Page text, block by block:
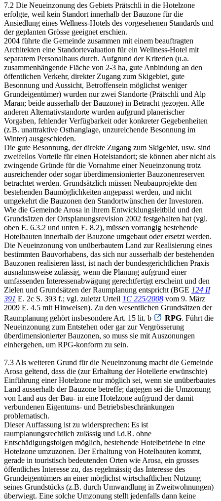
7.2 Die Neueinzonung des Gebiets Prätschli in die Hotelzone
erfolgte, weil kein Standort innerhalb der Bauzone für die
Ansiedlung eines Wellness-Hotels des vorgesehenen Standards und
der geplanten Grösse geeignet erschien.
2004 führte die Gemeinde zusammen mit einem beauftragten
Architekten eine Standortevaluation für ein Wellness-Hotel mit
separatem Personalhaus durch. Aufgrund der Kriterien (u.a.
zusammenhängende Fläche von 2-3 ha, gute Anbindung an den
öffentlichen Verkehr, direkter Zugang zum Skigebiet, gute
Besonnung und Aussicht, Betroffensein möglichst weniger
Grundeigentümer) wurden nur zwei Standorte (Prätschli und Alp
Maran; beide ausserhalb der Bauzone) in Betracht gezogen. Alle
anderen Alternativstandorte wurden aufgrund planerischer
Vorgaben, fehlender Verfügbarkeit oder konkreter Gegebenheiten
(z.B. unattraktive Osthanglage, unzureichende Besonnung im
Winter) ausgeschieden.
Die gute Besonnung, der direkte Zugang zum Skigebiet, usw. sind
zweifellos Vorteile für einen Hotelstandort; sie können aber nicht als
zwingende Gründe für die Vornahme einer Neueinzonung trotz
ausreichender oder sogar überdimensionierter Bauzonenreserven
betrachtet werden. Grundsätzlich müssen Neubauprojekte den
bestehenden Baumöglichkeiten angepasst werden, und nicht
umgekehrt die Bauzonen den Standortwünschen der Investoren.
Wie die Gemeinde Arosa in ihrem Entwicklungsleitbild und den
Grundsätzen der Ortsplanungsrevision 2002 festgehalten hat (vgl.
oben E. 6.3.2 und unten E. 8.2), müssen vorrangig bestehende
Hotelbauten innerhalb der Bauzone umgebaut oder ersetzt werden.
Die Neueinzonung von unüberbautem Land zur Realisierung eines
bestimmten Bauvorhabens, das sich nur ausserhalb der bestehenden
Bauzonen realisieren lässt, ist nach der bundesgerichtlichen Praxis
ausnahmsweise zulässig, wenn die Planung aufgrund einer
umfassenden Interessenabwägung gerechtfertigt erscheint und den
Zielen und Grundsätzen der Raumplanung entspricht (BGE 124 II
391 E. 2c S. 393 f.; vgl. zuletzt Urteil 1C 225/2008 vom 9. März
2009 E. 4.5 mit Hinweisen). Zu den wesentlichen Grundsätzen der
Raumplanung gehört insbesondere Art. 15 lit. b
RPG. Führt die
Neueinzonung zum Entstehen oder gar zur Vergrösserung
überdimensionierter Bauzonen, so muss sie mit Auszonungen
einhergehen, um RPG-konform zu sein.
7.3 Als weiteren Grund für die Neueinzonung macht die Gemeinde
Arosa geltend, dass die (zur Erhaltung der Hotellerie erwünschte)
Einführung einer Hotelzone nur möglich sei, wenn sie unüberbautes
Land ausserhalb der Bauzone betreffe; dagegen sei die Umzonung
von Land aus der Bau- in eine Hotelzone aufgrund der damit
verbundenen Eigentums- und Betriebsbeschränkungen
problematisch.
Dieser Auffassung ist zu widersprechen: Es ist
raumplanungsrechtlich zulässig und i.d.R. ohne
Entschädigungsfolgen möglich, bestehende Hotelbetriebe in eine
Hotelzone umzuzonen. Der Erhaltung von Hotelbauten kommt,
gerade in touristisch bedeutenden Orten wie Arosa, ein grosses
öffentliches Interesse zu, das regelmässig das Interesse des
Grundeigentümers an einer möglichst wirtschaftlichen Nutzung
seines Grundstücks (z.B. durch Umwandlung in Zweitwohnungen)
überwiegt. Eine solche Umzonung stellt jedenfalls dann keine